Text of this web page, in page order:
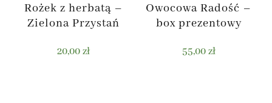
Rożek z herbatą –
Zielona Przystań
20,00zł
Owocowa Radość –
box prezentowy
55,00zł